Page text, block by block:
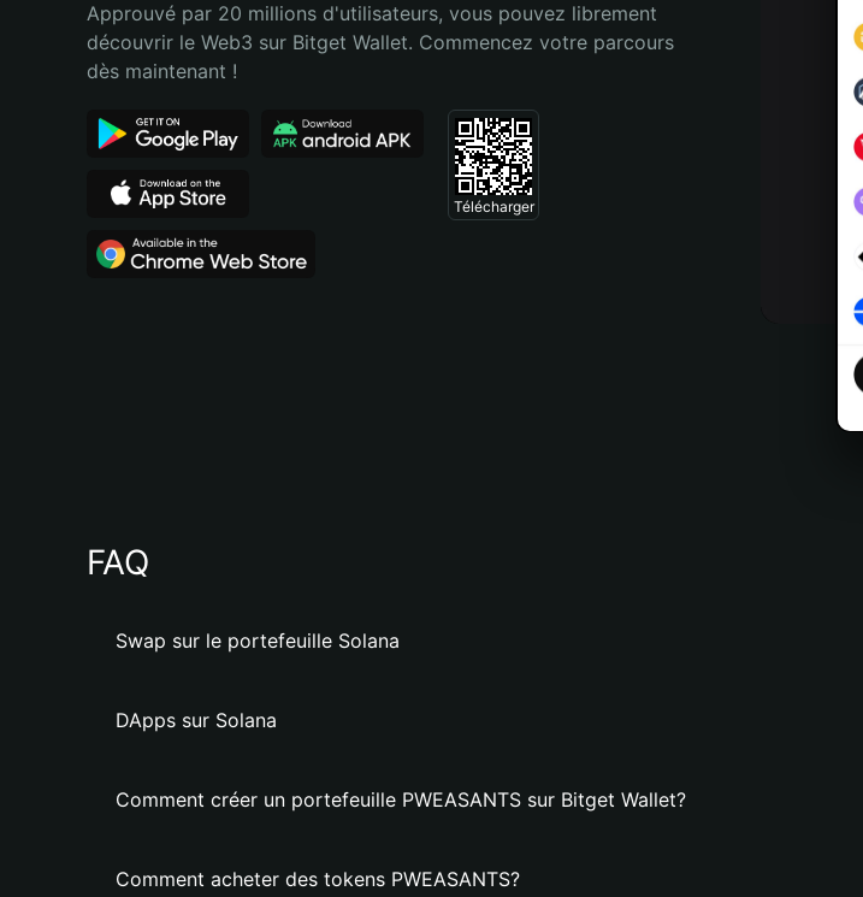
Português (Brasil)
Español (Argentina)
Approuvé par 20 millions d'utilisateurs, vous pouvez librement
découvrir le Web3 sur Bitget Wallet. Commencez votre parcours
dès maintenant !
Télécharger
FAQ
Swap sur le portefeuille Solana
DApps sur Solana
Comment créer un portefeuille PWEASANTS sur Bitget Wallet?
Comment acheter des tokens PWEASANTS?